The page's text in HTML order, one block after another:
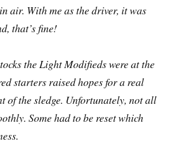
air. With me as the driver, it was
that’s fine!
the Light Modifieds were at the
starters raised hopes for a real
of the sledge. Unfortunately, not all
Some had to be reset which